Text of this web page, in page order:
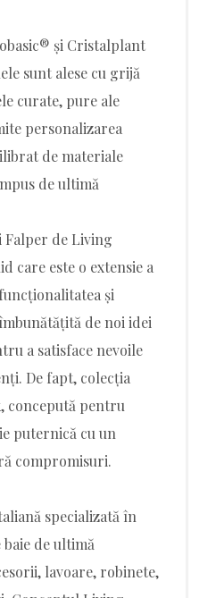
și Cristalplant
sunt alese cu grijă
curate, pure ale
personalizarea
de materiale
de ultimă
Falper de Living
care este o extensie a
și
de noi idei
a satisface nevoile
De fapt, colecția
concepută pentru
puternică cu un
compromisuri.
specializată în
de ultimă
lavoare, robinete,